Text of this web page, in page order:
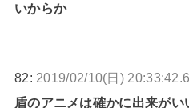
いからか
82: 2019/02/10(日)
盾のアニメは確かに出来がい